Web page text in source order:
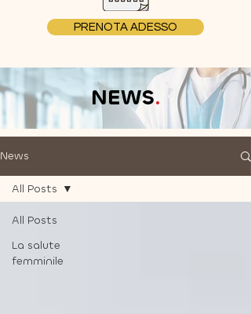
PRENOTA ADESSO
NEWS.
News
All Posts
La salute
femminile
All Posts